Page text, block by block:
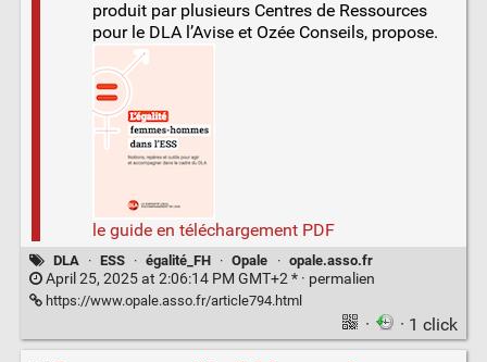
produit par plusieurs Centres de Ressources
pour le DLA l’Avise et Ozée Conseils, propose.
le guide en téléchargement PDF
DLA · ESS · égalité_FH · Opale · opale.asso.fr
April 25, 2025 at 2:06:14 PM GMT+2 * · permalien
https://www.opale.asso.fr/article794.html
· · 1 click